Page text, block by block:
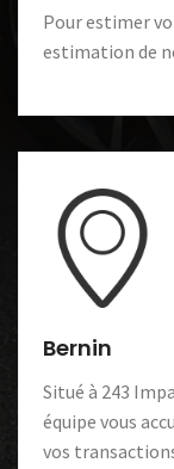
Pour estimer
estimation de
Bernin
Situé à 243
équipe vous
vos